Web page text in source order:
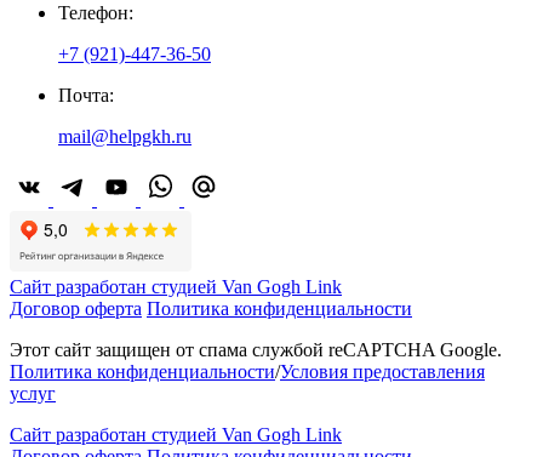
Телефон:
+7 (921)-447-36-50
Почта:
mail@helpgkh.ru
Сайт разработан студией Van Gogh Link
Договор оферта Политика конфиденциальности
Этот сайт защищен от спама службой reCAPTCHA Google.
Политика конфиденциальности/Условия предоставления
услуг
Сайт разработан студией Van Gogh Link